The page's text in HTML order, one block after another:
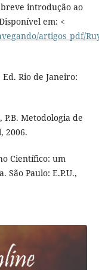
breve introdução ao
em: <
artigos_pdf/
Rio de Janeiro:
P.B. Metodologia de
2006.
Científico: um
Paulo: E.P.U.,